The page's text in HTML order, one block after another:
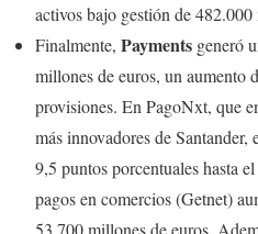
activos bajo gestión de
Finalmente, Payments generó
millones de euros, un aumento
provisiones. En PagoNxt, que
más innovadores de
9,5 puntos porcentuales hasta
pagos en comercios (Getnet)
53.700 millones de euros.